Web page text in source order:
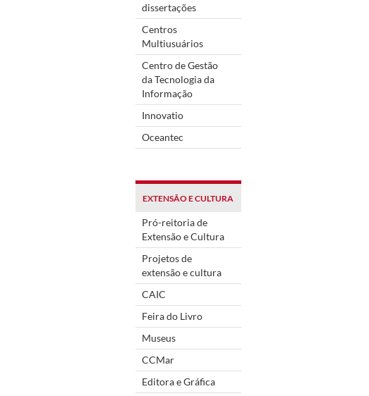
dissertações
Centros
Multiusuários
Centro de Gestão
da Tecnologia da
Informação
Innovatio
Oceantec
EXTENSÃO E CULTURA
Pró-reitoria de
Extensão e Cultura
Projetos de
extensão e cultura
CAIC
Feira do Livro
Museus
CCMar
Editora e Gráfica